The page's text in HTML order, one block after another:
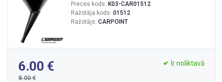
Preces kods: K03-CAR01512
Ražotāja kods: 01512
Ražotājs: CARPOINT
6.00
8.00
Ir noliktavā